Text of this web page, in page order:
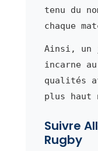
tenu du
chaque
Ainsi, un
incarne
qualités
plus haut
Suivre
Rugby